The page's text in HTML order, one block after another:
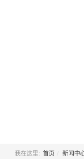
我在这里: 首页 新闻中